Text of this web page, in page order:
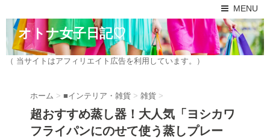
MENU
オトナ女子日記♡
（ 当サイトはアフィリエイト広告を利用しています。）
ホーム > ■インテリア・雑貨 > 雑貨 >
超おすすめ蒸し器！大人気「ヨシカワ
フライパンにのせて使う蒸しプレー